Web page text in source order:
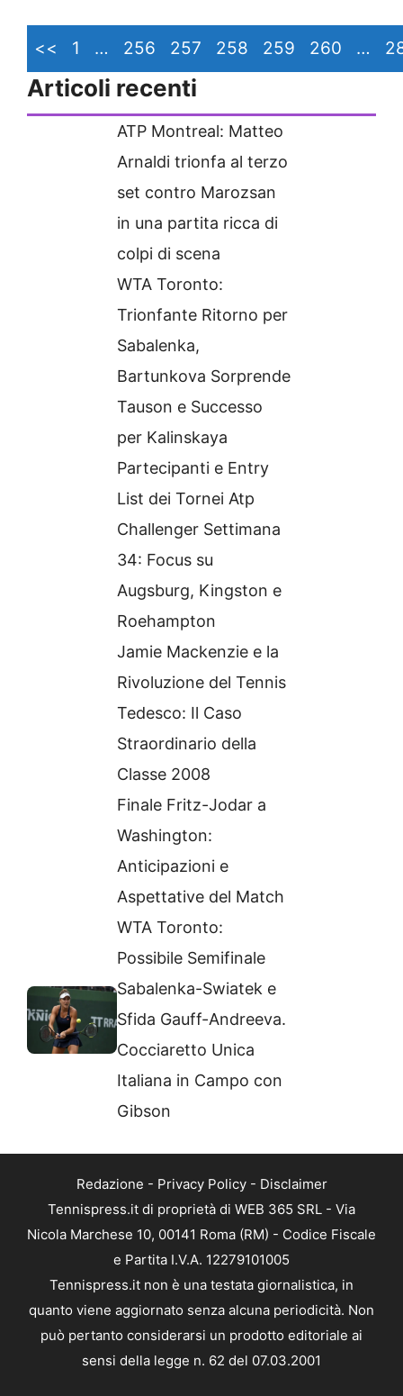
<< 1 … 256 257 258 259 260 …
Articoli recenti
ATP Montreal: Matteo
Arnaldi trionfa al terzo
set contro Marozsan
in una partita ricca di
colpi di scena
WTA Toronto:
Trionfante Ritorno per
Sabalenka,
Bartunkova Sorprende
Tauson e Successo
per Kalinskaya
Partecipanti e Entry
List dei Tornei Atp
Challenger Settimana
34: Focus su
Augsburg, Kingston e
Roehampton
Jamie Mackenzie e la
Rivoluzione del Tennis
Tedesco: Il Caso
Straordinario della
Classe 2008
Finale Fritz-Jodar a
Washington:
Anticipazioni e
Aspettative del Match
WTA Toronto:
Possibile Semifinale
Sabalenka-Swiatek e
Sfida Gauff-Andreeva.
Cocciaretto Unica
Italiana in Campo con
Gibson
Redazione - Privacy Policy- Disclaimer
Tennispress.it di proprietà di WEB 365 SRL - Via
Nicola Marchese 10, 00141 Roma (RM) - Codice Fiscale
e Partita I.V.A. 12279101005
Tennispress.it non è una testata giornalistica, in
quanto viene aggiornato senza alcuna periodicità. Non
può pertanto considerarsi un prodotto editoriale ai
sensi della legge n. 62 del 07.03.2001